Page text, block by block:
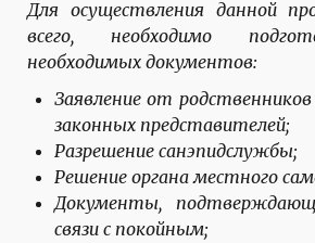
Для осуществления данной
всего, необходимо
необходимых документов:
Заявление от родственников
законных представителей;
Разрешение санэпидслужбы;
Решение органа местного
Документы,
связи с покойным;